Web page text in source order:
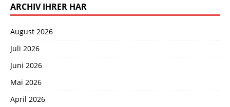
ARCHIV IHRER HAR
August 2026
Juli 2026
Juni 2026
Mai 2026
April 2026